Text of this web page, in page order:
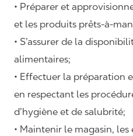
• Préparer et
et les produits prêts-à-
• S’assurer de la
alimentaires;
• Effectuer la préparation
en respectant les
d’hygiène et de salubrité;
• Maintenir le magasin,